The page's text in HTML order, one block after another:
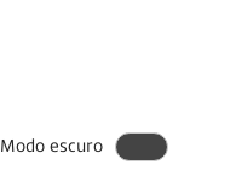
Modo escuro